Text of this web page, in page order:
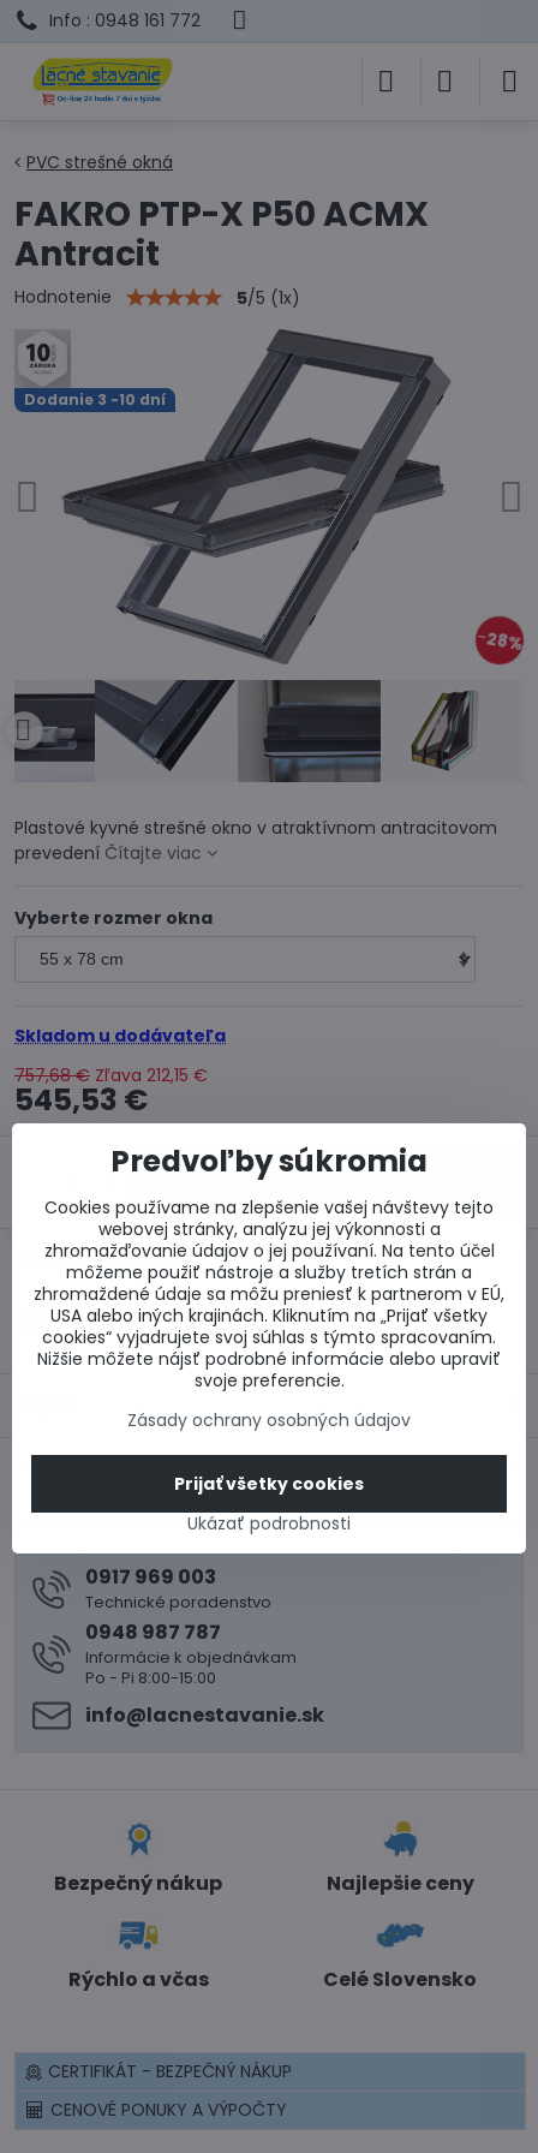
Info : 0948 161 772
Dodanie 3 -10 dní
28%
PVC strešné okná
FAKRO PTP-X P50 ACMX
Antracit
Hodnotenie 5/5 (1x)
Plastové kyvné strešné okno v atraktívnom antracitovom
prevedení Čítajte viac
Vyberte rozmer okna
Skladom u dodávateľa
757,68 € Zľava 212,15 €
545,53 €
Otázka k produktu Doručenia
Výrobca:
Predchádzajúci
Nasledujúci produkt
0917 969 003
Technické poradenstvo
0948 987 787
Informácie k objednávkam
Po - Pi 8:00-15:00
info​@lacnestavanie​.sk
Bezpečný nákup Najlepšie ceny
Rýchlo a včas Celé Slovensko
CERTIFIKÁT - BEZPEČNÝ NÁKUP
CENOVÉ PONUKY A VÝPOČTY
Predvoľby súkromia
Cookies používame na zlepšenie vašej návštevy tejto
webovej stránky, analýzu jej výkonnosti a
zhromažďovanie údajov o jej používaní. Na tento účel
môžeme použiť nástroje a služby tretích strán a
zhromaždené údaje sa môžu preniesť k partnerom v EÚ,
USA alebo iných krajinách. Kliknutím na „Prijať všetky
cookies“ vyjadrujete svoj súhlas s týmto spracovaním.
Nižšie môžete nájsť podrobné informácie alebo upraviť
svoje preferencie.
Zásady ochrany osobných údajov
Ukázať podrobnosti
Prijať všetky cookies